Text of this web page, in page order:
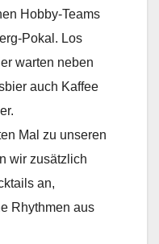
Hobby-Teams
Pokal. Los
warten neben
auch Kaffee
Mal zu unseren
wir zusätzlich
an,
Rhythmen aus